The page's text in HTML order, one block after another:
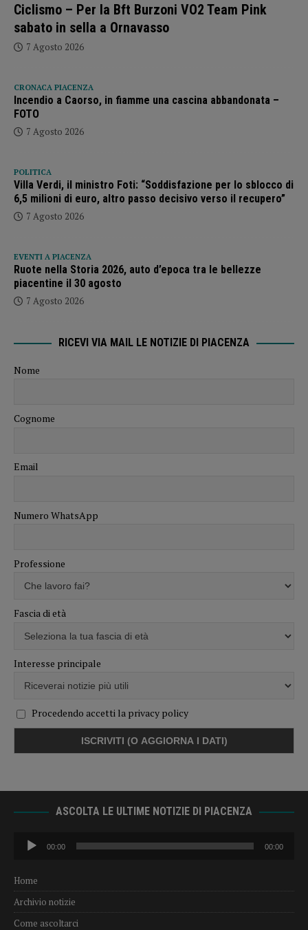
Ciclismo – Per la Bft Burzoni VO2 Team Pink
sabato in sella a Ornavasso
7 Agosto 2026
CRONACA PIACENZA
Incendio a Caorso, in fiamme una cascina abbandonata –
FOTO
7 Agosto 2026
POLITICA
Villa Verdi, il ministro Foti: “Soddisfazione per lo sblocco di
6,5 milioni di euro, altro passo decisivo verso il recupero”
7 Agosto 2026
EVENTI A PIACENZA
Ruote nella Storia 2026, auto d’epoca tra le bellezze
piacentine il 30 agosto
7 Agosto 2026
RICEVI VIA MAIL LE NOTIZIE DI PIACENZA
Nome
Cognome
Email
Numero WhatsApp
Professione
Fascia di età
Interesse principale
Procedendo accetti la privacy policy
ASCOLTA LE ULTIME NOTIZIE DI PIACENZA
Audio
Player
00:00 00:00
Home
Archivio notizie
Come ascoltarci